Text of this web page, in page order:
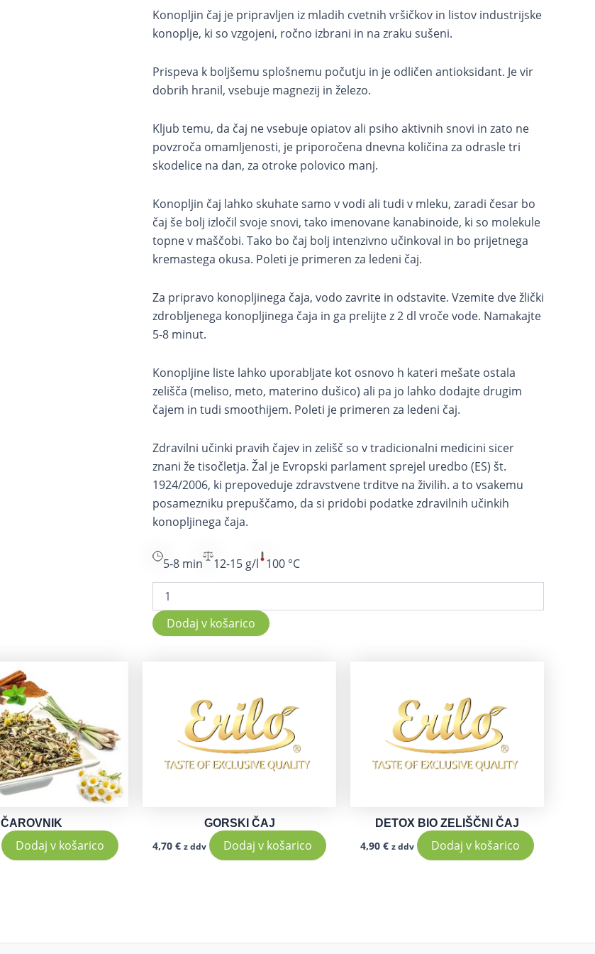
Konopljin čaj je pripravljen iz mladih cvetnih vršičkov in listov industrijske
konoplje, ki so vzgojeni, ročno izbrani in na zraku sušeni.
Prispeva k boljšemu splošnemu počutju in je odličen antioksidant. Je vir
dobrih hranil, vsebuje magnezij in železo.
Kljub temu, da čaj ne vsebuje opiatov ali psiho aktivnih snovi in zato ne
povzroča omamljenosti, je priporočena dnevna količina za odrasle tri
skodelice na dan, za otroke polovico manj.
Konopljin čaj lahko skuhate samo v vodi ali tudi v mleku, zaradi česar bo
čaj še bolj izločil svoje snovi, tako imenovane kanabinoide, ki so molekule
topne v maščobi. Tako bo čaj bolj intenzivno učinkoval in bo prijetnega
kremastega okusa. Poleti je primeren za ledeni čaj.
Za pripravo konopljinega čaja, vodo zavrite in odstavite. Vzemite dve žlički
zdrobljenega konopljinega čaja in ga prelijte z 2 dl vroče vode. Namakajte
5-8 minut.
Konopljine liste lahko uporabljate kot osnovo h kateri mešate ostala
zelišča (meliso, meto, materino dušico) ali pa jo lahko dodajte drugim
čajem in tudi smoothijem. Poleti je primeren za ledeni čaj.
Zdravilni učinki pravih čajev in zelišč so v tradicionalni medicini sicer
znani že tisočletja. Žal je Evropski parlament sprejel uredbo (ES) št.
1924/2006, ki prepoveduje zdravstvene trditve na živilih. a to vsakemu
posamezniku prepuščamo, da si pridobi podatke zdravilnih učinkih
konopljinega čaja.
5-8 min 12-15 g/l 100 °C
Dodaj v košarico
ČAROVNIK
Dodaj v košarico
GORSKI ČAJ
4,70 € z ddv Dodaj v košarico
DETOX BIO ZELIŠČNI ČAJ
4,90 € z ddv Dodaj v košarico